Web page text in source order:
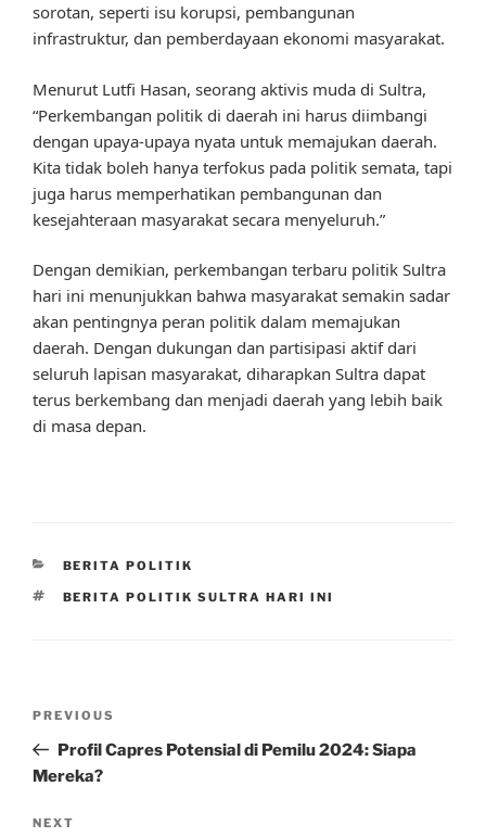
sorotan, seperti isu korupsi, pembangunan
infrastruktur, dan pemberdayaan ekonomi masyarakat.
Menurut Lutfi Hasan, seorang aktivis muda di Sultra,
“Perkembangan politik di daerah ini harus diimbangi
dengan upaya-upaya nyata untuk memajukan daerah.
Kita tidak boleh hanya terfokus pada politik semata, tapi
juga harus memperhatikan pembangunan dan
kesejahteraan masyarakat secara menyeluruh.”
Dengan demikian, perkembangan terbaru politik Sultra
hari ini menunjukkan bahwa masyarakat semakin sadar
akan pentingnya peran politik dalam memajukan
daerah. Dengan dukungan dan partisipasi aktif dari
seluruh lapisan masyarakat, diharapkan Sultra dapat
terus berkembang dan menjadi daerah yang lebih baik
di masa depan.
CATEGORIES
BERITA POLITIK
TAGS
BERITA POLITIK SULTRA HARI INI
Previous
Post
PREVIOUS
Profil Capres Potensial di Pemilu 2024: Siapa
Mereka?
Next
NEXT